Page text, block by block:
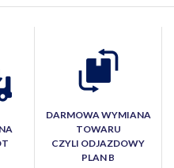
DARMOWA WYMIANA
TOWARU
CZYLI ODJAZDOWY
PLAN B